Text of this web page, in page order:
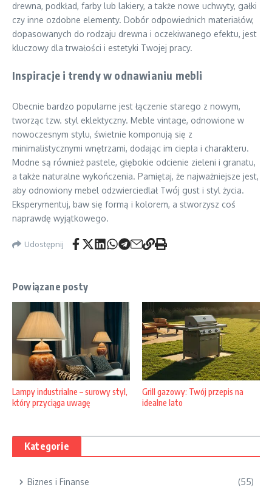
drewna, podkład, farby lub lakiery, a także nowe uchwyty, gałki
czy inne ozdobne elementy. Dobór odpowiednich materiałów,
dopasowanych do rodzaju drewna i oczekiwanego efektu, jest
kluczowy dla trwałości i estetyki Twojej pracy.
Inspiracje i trendy w odnawianiu mebli
Obecnie bardzo popularne jest łączenie starego z nowym,
tworząc tzw. styl eklektyczny. Meble vintage, odnowione w
nowoczesnym stylu, świetnie komponują się z
minimalistycznymi wnętrzami, dodając im ciepła i charakteru.
Modne są również pastele, głębokie odcienie zieleni i granatu,
a także naturalne wykończenia. Pamiętaj, że najważniejsze jest,
aby odnowiony mebel odzwierciedlał Twój gust i styl życia.
Eksperymentuj, baw się formą i kolorem, a stworzysz coś
naprawdę wyjątkowego.
Udostępnij
Powiązane posty
Lampy industrialne – surowy styl,
który przyciąga uwagę
Grill gazowy: Twój przepis na
idealne lato
Kategorie
Biznes i Finanse (55)